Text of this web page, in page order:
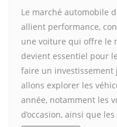
Le marché automobile
allient performance,
une voiture qui offre le
devient essentiel pour
faire un investissement
allons explorer les
année, notamment les
d’occasion, ainsi que